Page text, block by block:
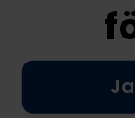
© Nordic Prostore
Allmänna villkor